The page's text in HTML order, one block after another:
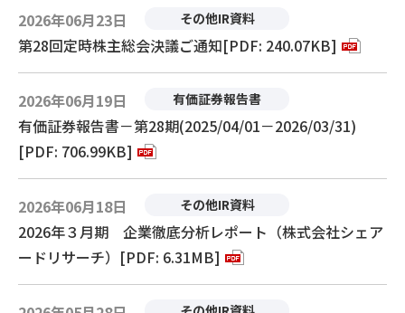
2026年06月23日 その他IR資料
第28回定時株主総会決議ご通知[PDF: 240.07KB]
2026年06月19日 有価証券報告書
有価証券報告書－第28期(2025/04/01－2026/03/31)
[PDF: 706.99KB]
2026年06月18日 その他IR資料
2026年３月期 企業徹底分析レポート（株式会社シェア
ードリサーチ）[PDF: 6.31MB]